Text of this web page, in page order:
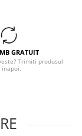
GRATUIT
Trimiti produsul
inapoi.